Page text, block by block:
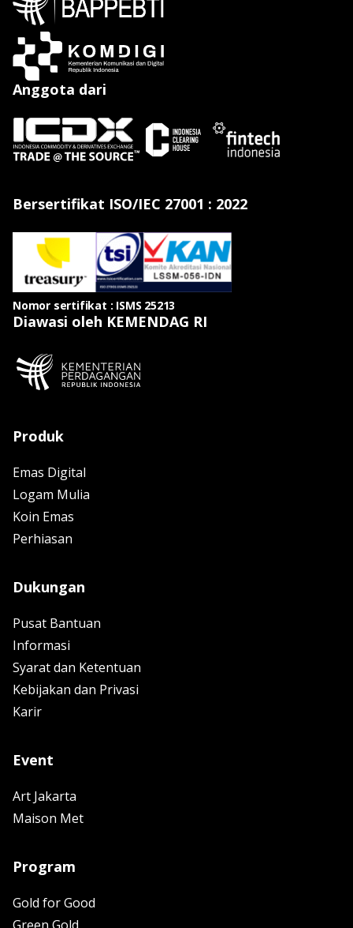
Anggota dari
Bersertifikat ISO/IEC 27001 : 2022
Nomor sertifikat : ISMS 25213
Diawasi oleh KEMENDAG RI
Produk
Emas Digital
Logam Mulia
Koin Emas
Perhiasan
Dukungan
Pusat Bantuan
Informasi
Syarat dan Ketentuan
Kebijakan dan Privasi
Karir
Event
Art Jakarta
Maison Met
Program
Gold for Good